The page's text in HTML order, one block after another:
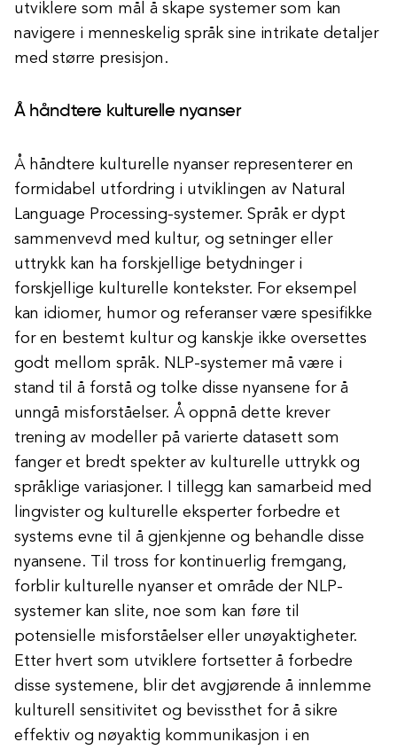
utviklere som mål å skape systemer som kan
navigere i menneskelig språk sine intrikate detaljer
med større presisjon.
Å håndtere kulturelle nyanser
Å håndtere kulturelle nyanser representerer en
formidabel utfordring i utviklingen av Natural
Language Processing-systemer. Språk er dypt
sammenvevd med kultur, og setninger eller
uttrykk kan ha forskjellige betydninger i
forskjellige kulturelle kontekster. For eksempel
kan idiomer, humor og referanser være spesifikke
for en bestemt kultur og kanskje ikke oversettes
godt mellom språk. NLP-systemer må være i
stand til å forstå og tolke disse nyansene for å
unngå misforståelser. Å oppnå dette krever
trening av modeller på varierte datasett som
fanger et bredt spekter av kulturelle uttrykk og
språklige variasjoner. I tillegg kan samarbeid med
lingvister og kulturelle eksperter forbedre et
systems evne til å gjenkjenne og behandle disse
nyansene. Til tross for kontinuerlig fremgang,
forblir kulturelle nyanser et område der NLP-
systemer kan slite, noe som kan føre til
potensielle misforståelser eller unøyaktigheter.
Etter hvert som utviklere fortsetter å forbedre
disse systemene, blir det avgjørende å innlemme
kulturell sensitivitet og bevissthet for å sikre
effektiv og nøyaktig kommunikasjon i en